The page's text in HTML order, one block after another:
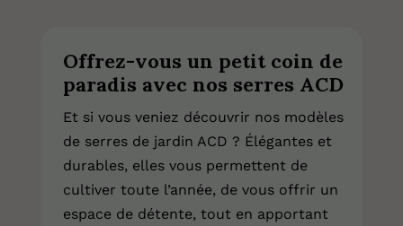
Offrez-vous un petit coin de
paradis avec nos serres ACD
Et si vous veniez découvrir nos modèles
de serres de jardin ACD ? Élégantes et
durables, elles vous permettent de
cultiver toute l’année, de vous offrir un
espace de détente, tout en apportant